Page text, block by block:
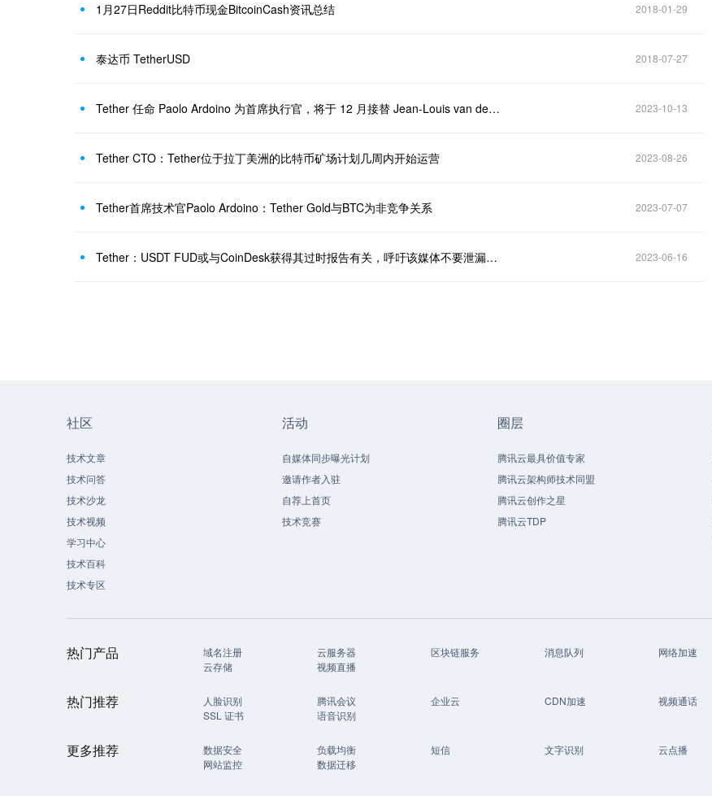
1月27日Reddit比特币现金BitcoinCash资讯总结 2018-01-29
泰达币 TetherUSD 2018-07-27
Tether 任命 Paolo Ardoino 为首席执行官，将于 12 月接替 Jean-Louis van der Velde 2023-10-13
Tether CTO：Tether位于拉丁美洲的比特币矿场计划几周内开始运营 2023-08-26
Tether首席技术官Paolo Ardoino：Tether Gold与BTC为非竞争关系 2023-07-07
Tether：USDT FUD或与CoinDesk获得其过时报告有关，呼吁该媒体不要泄漏其客户信息 2023-06-16
社区
技术文章
技术问答
技术沙龙
技术视频
学习中心
技术百科
技术专区
活动
自媒体同步曝光计划
邀请作者入驻
自荐上首页
技术竞赛
圈层
腾讯云最具价值专家
腾讯云架构师技术同盟
腾讯云创作之星
腾讯云TDP
热门产品 域名注册 云服务器 区块链服务 消息队列 网络加速
云存储
视频直播
热门推荐 人脸识别 腾讯会议 企业云 CDN加速 视频通话
SSL 证书
语音识别
更多推荐 数据安全 负载均衡 短信 文字识别 云点播
网站监控
数据迁移